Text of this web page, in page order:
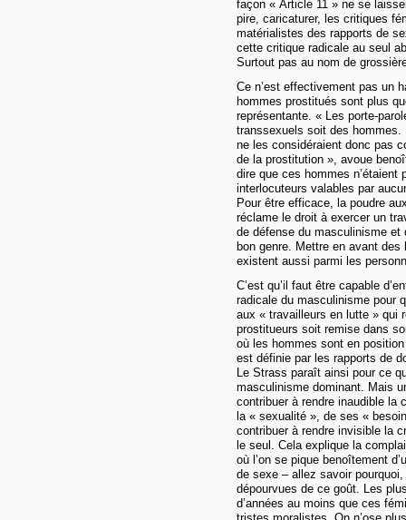
façon « Article 11 » ne se
pire, caricaturer, les critiques
matérialistes des rapports de
cette critique radicale au seul
Surtout pas au nom de
Ce n’est effectivement pas un
hommes prostitués sont plus
représentante. « Les porte-
transsexuels soit des
ne les considéraient donc pas
de la prostitution », avoue
dire que ces hommes
interlocuteurs valables par
Pour être efficace, la poudre
réclame le droit à exercer un
de défense du masculinisme et
bon genre. Mettre en avant
existent aussi parmi les
C’est qu’il faut être capable
radicale du masculinisme pour
aux « travailleurs en lutte » qui
prostitueurs soit remise dans
où les hommes sont en
est définie par les rapports de
Le Strass paraît ainsi pour ce
masculinisme dominant. Mais
contribuer à rendre inaudible la
la « sexualité », de ses «
contribuer à rendre invisible la
le seul. Cela explique la
où l’on se pique benoîtement
de sexe – allez savoir
dépourvues de ce goût. Les
d’années au moins que ces